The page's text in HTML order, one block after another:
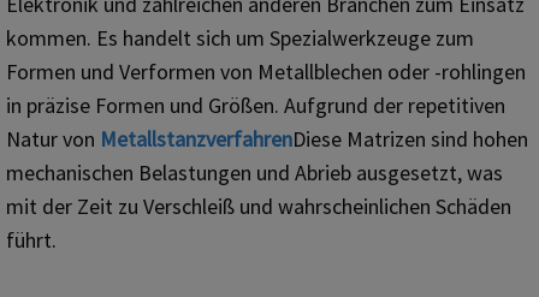
kommen. Es handelt sich um Spezialwerkzeuge zum
Formen und Verformen von Metallblechen oder -rohlingen
in präzise Formen und Größen. Aufgrund der repetitiven
Natur von MetallstanzverfahrenDiese Matrizen sind hohen
mechanischen Belastungen und Abrieb ausgesetzt, was
mit der Zeit zu Verschleiß und wahrscheinlichen Schäden
führt.